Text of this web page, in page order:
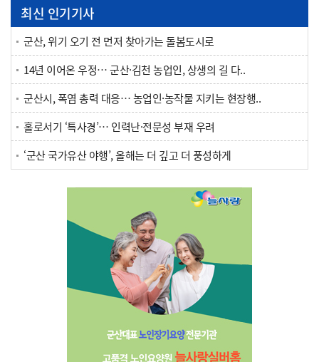
최신 인기기사
군산, 위기 오기 전 먼저 찾아가는 돌봄도시로
14년 이어온 우정… 군산·김천 농업인, 상생의 길 다..
군산시, 폭염 총력 대응… 농업인·농작물 지키는 현장행..
홀로서기 ‘특사경’… 인력난·전문성 부재 우려
‘군산 국가유산 야행’, 올해는 더 깊고 더 풍성하게